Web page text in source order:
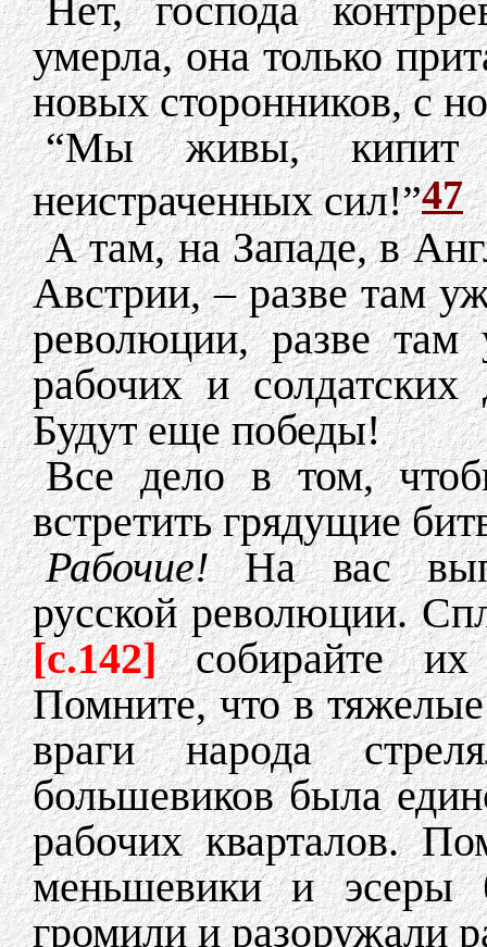
Нет, господа
умерла, она только
новых сторонников, с
“Мы живы, кипит
неистраченных сил!”47
А там, на Западе, в
Австрии, – разве там
революции, разве там
рабочих и
Будут еще победы!
Все дело в том,
встретить грядущие
Рабочие!На вас
русской революции.
[c.142]
собирайте
Помните, что в
враги народа
большевиков была
рабочих кварталов.
меньшевики и эсеры
громили и разоружали